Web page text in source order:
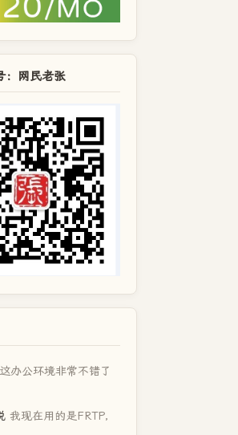
：网民老张
这办公环境非常不错了
我现在用的是FRTP，